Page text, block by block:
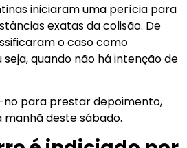
iniciaram uma perícia para
exatas da colisão. De
o caso como
quando não há intenção de
para prestar depoimento,
deste sábado.